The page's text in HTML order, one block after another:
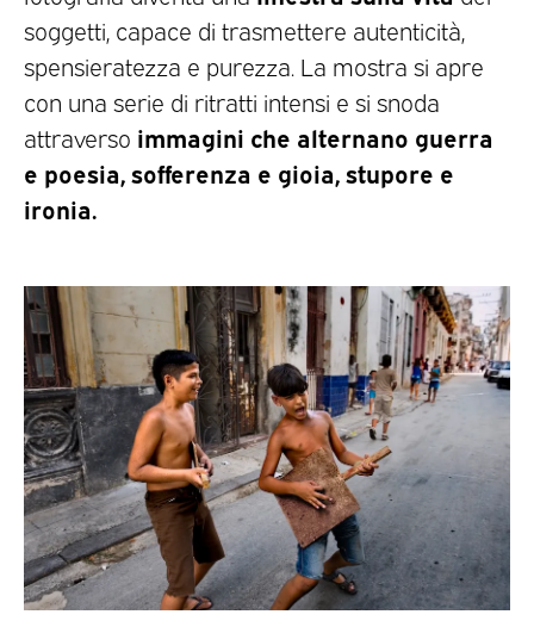
soggetti, capace di trasmettere autenticità,
spensieratezza e purezza. La mostra si apre
con una serie di ritratti intensi e si snoda
attraverso immagini che alternano guerra
e poesia, sofferenza e gioia, stupore e
ironia.